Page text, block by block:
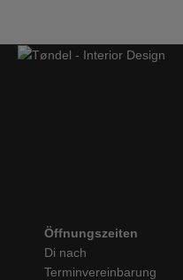
Öffnungszeiten
Di nach
Terminvereinbarung